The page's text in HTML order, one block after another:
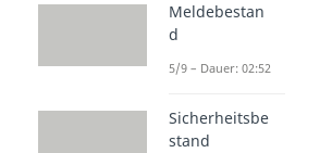
Meldebestan
d
5/9 – Dauer: 02:52
Sicherheitsbe
stand